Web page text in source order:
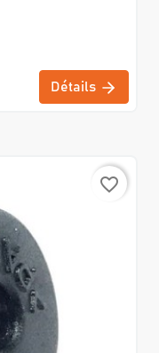
Détails
favorite_border